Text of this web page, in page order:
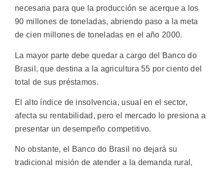
necesaria para que la producción se acerque a los
90 millones de toneladas, abriendo paso a la meta
de cien millones de toneladas en el año 2000.
La mayor parte debe quedar a cargo del Banco do
Brasil, que destina a la agricultura 55 por ciento del
total de sus préstamos.
El alto índice de insolvencia, usual en el sector,
afecta su rentabilidad, pero el mercado lo presiona a
presentar un desempeño competitivo.
No obstante, el Banco do Brasil no dejará su
tradicional misión de atender a la demanda rural,